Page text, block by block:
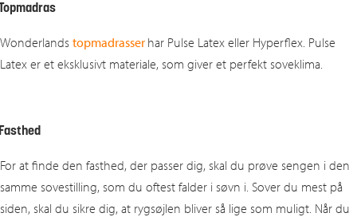
Wonderlands topmadrasser har Pulse Latex eller Hyperflex. Pulse
Latex er et eksklusivt materiale, som giver et perfekt soveklima.
For at finde den fasthed, der passer dig, skal du prøve sengen i den
samme sovestilling, som du oftest falder i søvn i. Sover du mest på
siden, skal du sikre dig, at rygsøjlen bliver så lige som muligt. Når du